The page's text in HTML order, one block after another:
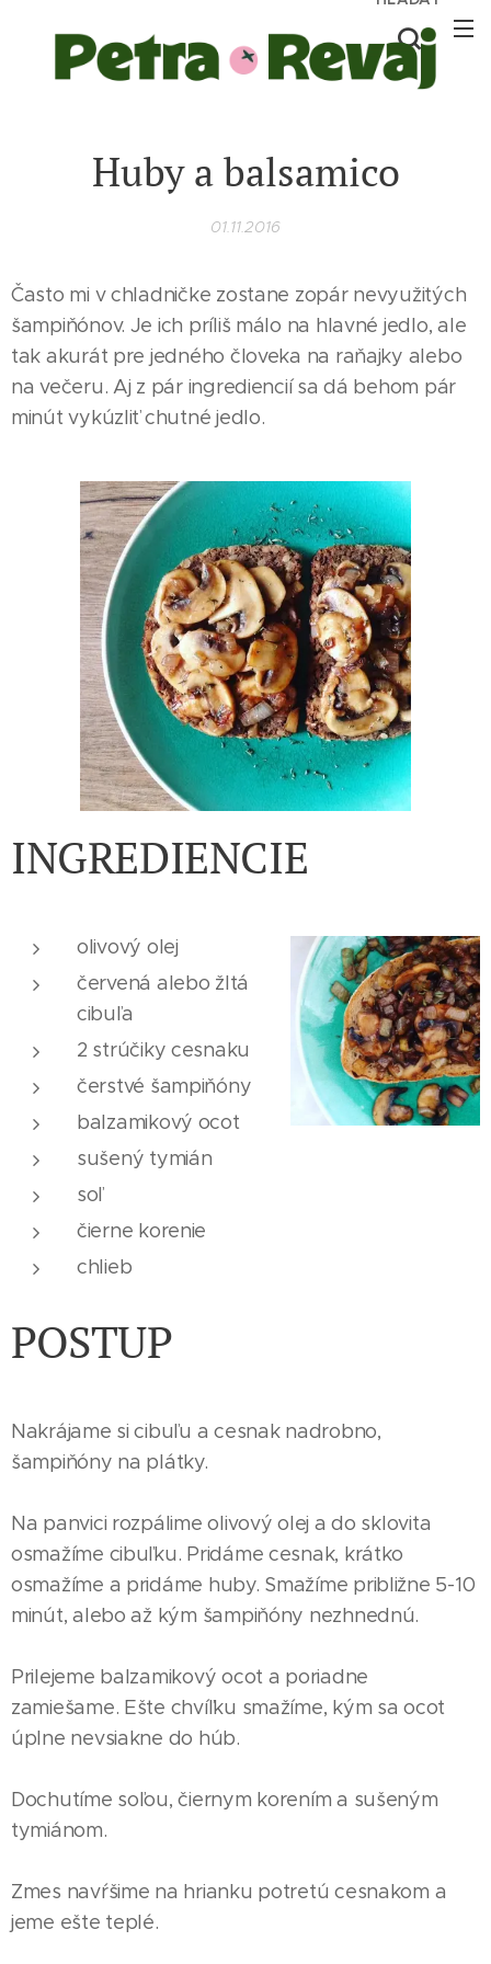
Huby a balsamico
01.11.2016
Často mi v chladničke zostane zopár nevyužitých
šampiňónov. Je ich príliš málo na hlavné jedlo, ale
tak akurát pre jedného človeka na raňajky alebo
na večeru. Aj z pár ingrediencií sa dá behom pár
minút vykúzliť chutné jedlo.
INGREDIENCIE
olivový olej
červená alebo žltá
cibuľa
2 strúčiky cesnaku
čerstvé šampiňóny
balzamikový ocot
sušený tymián
soľ
čierne korenie
chlieb
POSTUP
Nakrájame si cibuľu a cesnak nadrobno,
šampiňóny na plátky.
Na panvici rozpálime olivový olej a do sklovita
osmažíme cibuľku. Pridáme cesnak, krátko
osmažíme a pridáme huby. Smažíme približne 5-10
minút, alebo až kým šampiňóny nezhnednú.
Prilejeme balzamikový ocot a poriadne
zamiešame. Ešte chvíľku smažíme, kým sa ocot
úplne nevsiakne do húb.
Dochutíme soľou, čiernym korením a sušeným
tymiánom.
Zmes navŕšime na hrianku potretú cesnakom a
jeme ešte teplé.